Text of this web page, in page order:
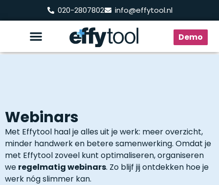
020-2807802 info@effytool.nl
Demo
Webinars
Met Effytool haal je alles uit je werk: meer overzicht,
minder handwerk en betere samenwerking. Omdat je
met Effytool zoveel kunt optimaliseren, organiseren
we regelmatig webinars. Zo blijf jij ontdekken hoe je
werk nóg slimmer kan.